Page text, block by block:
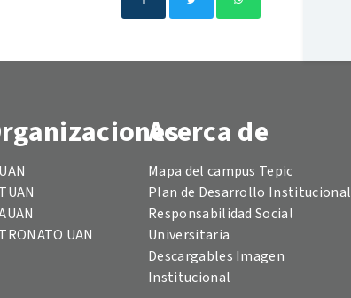
UAN
Acerca de
Mapa del campus Tepic
Plan de Desarrollo Institucional
Responsabilidad Social
Universitaria
Descargables Imagen
Institucional